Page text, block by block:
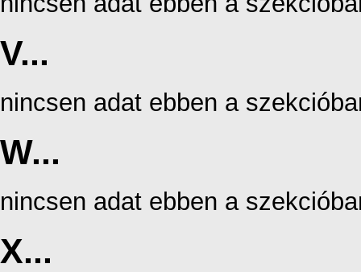
V...
nincsen adat ebben a
W...
nincsen adat ebben a
X...